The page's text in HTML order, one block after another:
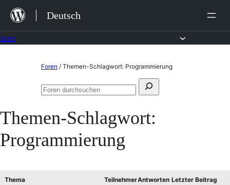
Zum
Inhalt
springen
Deutsch
Foren / Themen-Schlagwort: Programmierung
Suchen
Foren
Themen-Schlagwort:
Programmierung
Thema TeilnehmerAntworten Letzter Beitrag